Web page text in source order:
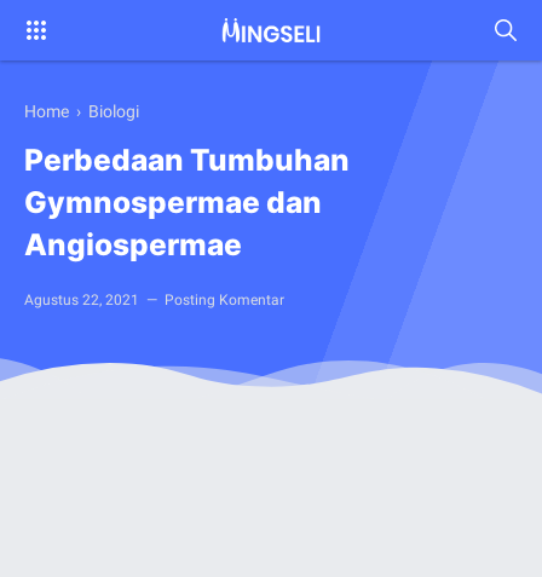
Home › Biologi
Perbedaan Tumbuhan
Gymnospermae dan
Angiospermae
Agustus 22, 2021 Posting Komentar